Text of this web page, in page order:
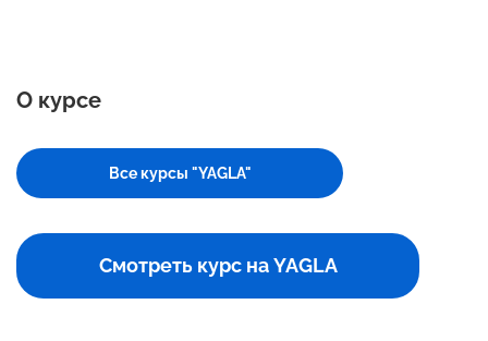
О курсе
Все курсы "YAGLA"
Смотреть курс на YAGLA